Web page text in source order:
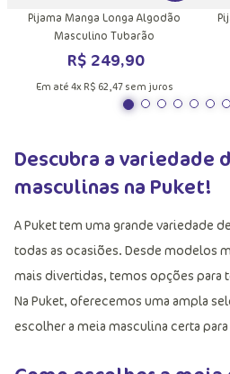
Pijama Manga Longa Algodão
Masculino Tubarão
R$ 249,90
Em até 4x R$ 62,47sem juros
Descubra a variedade
masculinas na Puket!
A Puket tem uma grande variedade
todas as ocasiões. Desde modelos
mais divertidas, temos opções para
Na Puket, oferecemos uma ampla
escolher a meia masculina certa